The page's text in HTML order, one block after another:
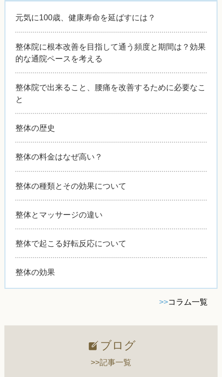
元気に100歳、健康寿命を延ばすには？
整体院に根本改善を目指して通う頻度と期間は？効果
的な通院ペースを考える
整体院で出来ること、腰痛を改善するために必要なこ
と
整体の歴史
整体の料金はなぜ高い？
整体の種類とその効果について
整体とマッサージの違い
整体で起こる好転反応について
整体の効果
>>コラム一覧
ブログ
>>記事一覧